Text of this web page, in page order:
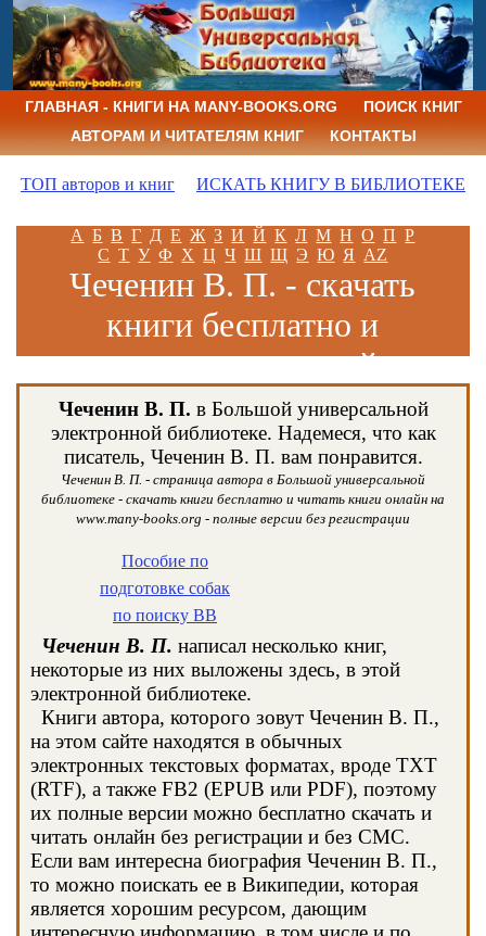
ГЛАВНАЯ - КНИГИ НА MANY-BOOKS.ORG
ПОИСК КНИГ
АВТОРАМ И ЧИТАТЕЛЯМ КНИГ
КОНТАКТЫ
ТОП авторов и книг ИСКАТЬ КНИГУ В БИБЛИОТЕКЕ
А Б В Г Д Е Ж З И Й К Л М Н О П Р
С Т У Ф Х Ц Ч Ш Щ Э Ю Я AZ
Чеченин В. П. - скачать
книги бесплатно и
читать книги онлайн
Чеченин В. П. в Большой универсальной
электронной библиотеке. Надемеся, что как
писатель, Чеченин В. П. вам понравится.
Чеченин В. П. - страница автора в Большой универсальной
библиотеке - скачать книги бесплатно и читать книги онлайн на
www.many-books.org - полные версии без регистрации
Пособие по
подготовке собак
по поиску ВВ
Чеченин В. П. написал несколько книг,
некоторые из них выложены здесь, в этой
электронной библиотеке.
Книги автора, которого зовут Чеченин В. П.,
на этом сайте находятся в обычных
электронных текстовых форматах, вроде TXT
(RTF), а также FB2 (EPUB или PDF), поэтому
их полные версии можно бесплатно скачать и
читать онлайн без регистрации и без СМС.
Если вам интересна биография Чеченин В. П.,
то можно поискать ее в Википедии, которая
является хорошим ресурсом, дающим